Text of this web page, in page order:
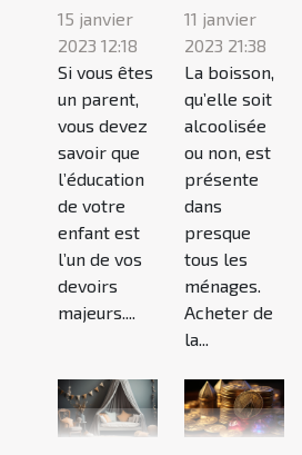
15 janvier
2023 12:18
Si vous êtes
un parent,
vous devez
savoir que
l’éducation
de votre
enfant est
l’un de vos
devoirs
majeurs....
11 janvier
2023 21:38
La boisson,
qu’elle soit
alcoolisée
ou non, est
présente
dans
presque
tous les
ménages.
Acheter de
la...